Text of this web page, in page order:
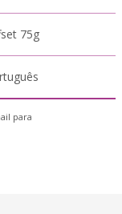
75g
para